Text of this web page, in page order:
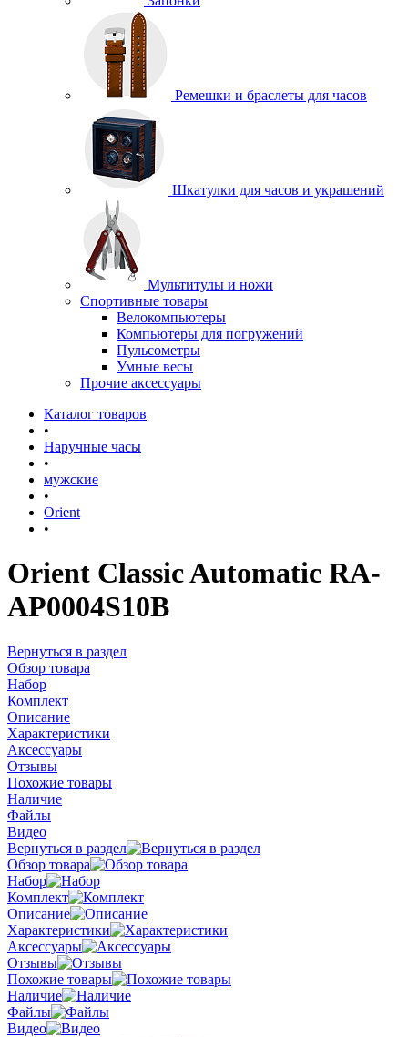
Ремешки и браслеты для часов
Шкатулки для часов и украшений
Мультитулы и ножи
Спортивные товары
Велокомпьютеры
Компьютеры для погружений
Пульсометры
Умные весы
Прочие аксессуары
Каталог товаров
•
Наручные часы
•
мужские
•
Orient
•
Orient Classic Automatic RA-
AP0004S10B
Вернуться в раздел
Обзор товара
Набор
Комплект
Описание
Характеристики
Аксессуары
Отзывы
Похожие товары
Наличие
Файлы
Видео
Вернуться в раздел
Обзор товара
Набор
Комплект
Описание
Характеристики
Аксессуары
Отзывы
Похожие товары
Наличие
Файлы
Видео